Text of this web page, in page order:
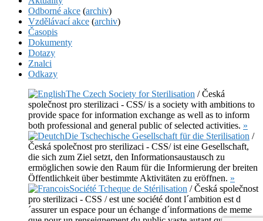
Odborné akce (archiv)
Vzdělávací akce (archiv)
Časopis
Dokumenty
Dotazy
Znalci
Odkazy
The Czech Society for Sterilisation / Česká
společnost pro sterilizaci - CSS/ is a society with ambitions to
provide space for information exchange as well as to inform
both professional and general public of selected activities. »
Die Tschechische Gesellschaft für die Sterilisation /
Česká společnost pro sterilizaci - CSS/ ist eine Gesellschaft,
die sich zum Ziel setzt, den Informationsaustausch zu
ermöglichen sowie den Raum für die Informierung der breiten
Öffentlichkeit über bestimmte Aktivitäten zu eröffnen. »
Société Tcheque de Stérilisation / Česká společnost
pro sterilizaci - CSS / est une société dont l´ambition est d
´assurer un espace pour un échange d´informations de meme